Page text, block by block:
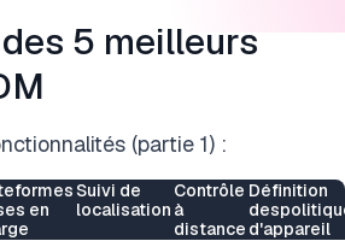
5 meilleurs
(partie 1) :
en
Suivi de
localisation
Contrôle
à
distance
Définition
d'appareil